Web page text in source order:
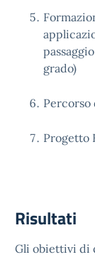
grado)
Percorso
Progetto
Risultati
Gli obiettivi di